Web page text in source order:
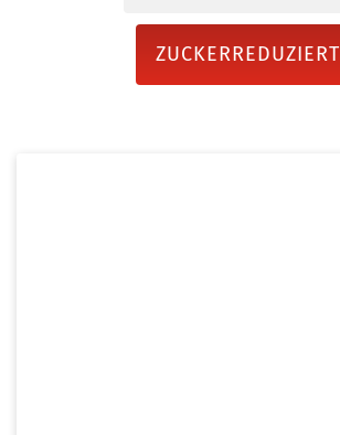
ZUCKERREDUZIERT